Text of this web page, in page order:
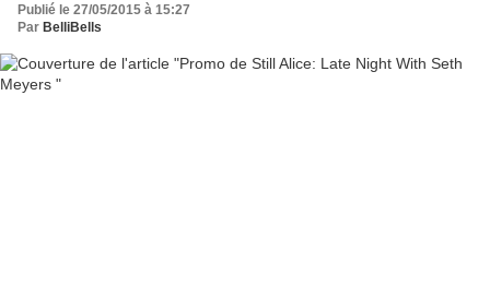
Publié le 27/05/2015 à 15:27
Par BelliBells